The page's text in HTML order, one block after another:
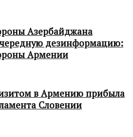
Азербайджана
дезинформацию:
Армении
в Армению прибыла
Словении